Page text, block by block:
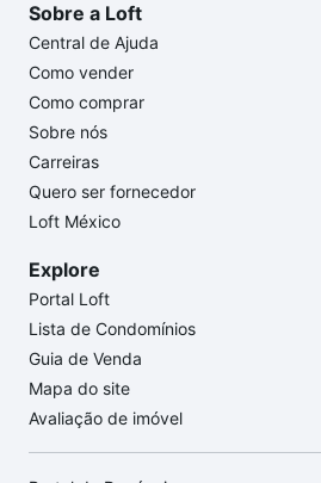
Sobre a Loft
Central de Ajuda
Como vender
Como comprar
Sobre nós
Carreiras
Quero ser fornecedor
Loft México
Explore
Portal Loft
Lista de Condomínios
Guia de Venda
Mapa do site
Avaliação de imóvel